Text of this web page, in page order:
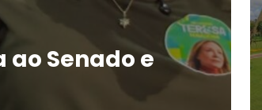
ao Senado e